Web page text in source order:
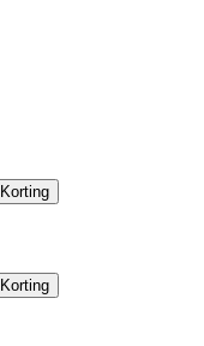
Korting
Korting